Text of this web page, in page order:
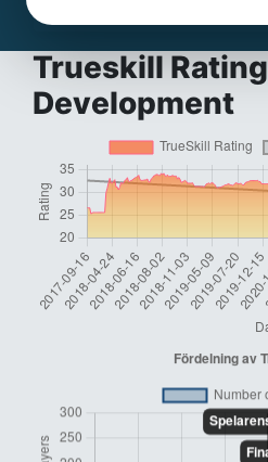
Trueskill Rating
Development